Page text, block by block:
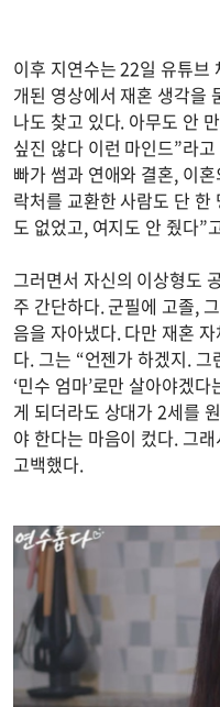
이후 지연수는 22일 유튜브
개된 영상에서 재혼 생각을
나도 찾고 있다. 아무도 안
싶진 않다 이런 마인드”라
빠가 썸과 연애와 결혼, 이
락처를 교환한 사람도 단
도 없었고, 여지도 안 줬다”
그러면서 자신의 이상형도
주 간단하다. 군필에 고졸,
음을 자아냈다. 다만 재혼
다. 그는 “언젠가 하겠지.
‘민수 엄마’로만 살아야겠
게 되더라도 상대가 2세를
야 한다는 마음이 컸다. 그
고백했다.